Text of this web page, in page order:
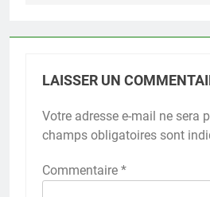
LAISSER UN
Votre adresse e-mail ne sera
champs obligatoires sont
Commentaire *